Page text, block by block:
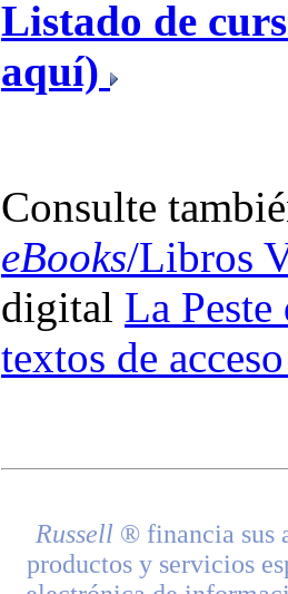
Listado de
aquí)
Consulte
eBooks/Libros
digital La Peste
textos de
Russell ® financia sus
productos y servicios